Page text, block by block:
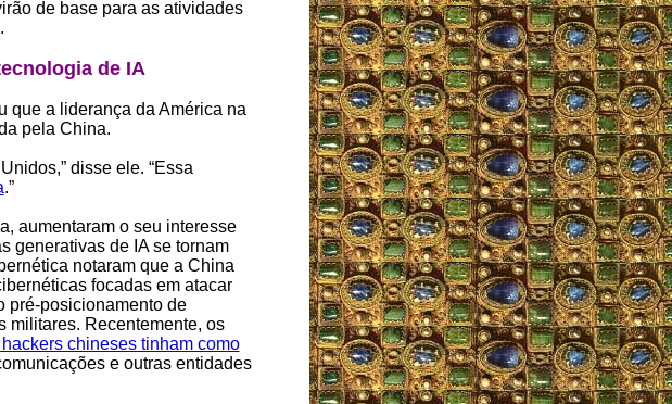
de base para as atividades
de IA
que a liderança da América na
pela China.
disse ele. “Essa
.”
aumentaram o seu interesse
generativas de IA se tornam
notaram que a China
focadas em atacar
pré-posicionamento de
militares. Recentemente, os
chineses tinham como
e outras entidades